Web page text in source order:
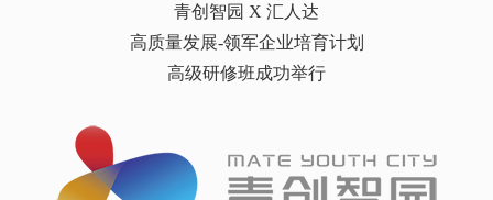
青创智园 X 汇人达
高质量发展-领军企业培育计划
高级研修班成功举行